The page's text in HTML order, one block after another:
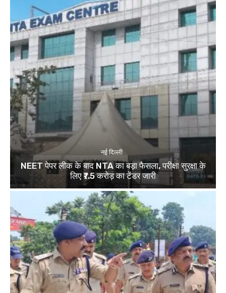
नई दिल्ली
NEET पेपर लीक के बाद NTA का बड़ा फैसला, परीक्षा सुरक्षा के
लिए ₹7.5 करोड़ का टेंडर जारी